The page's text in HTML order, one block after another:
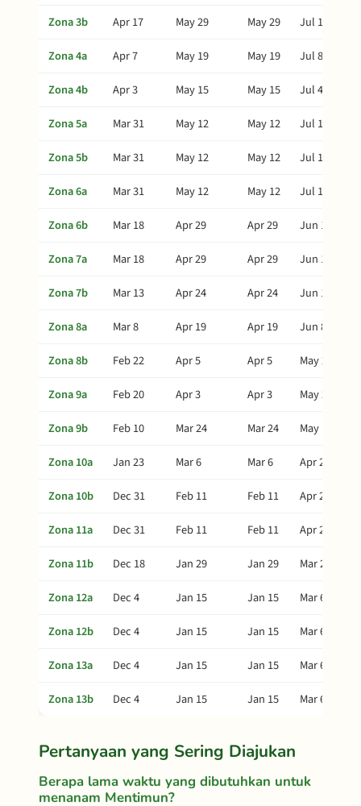
Zona 3b
Apr 17 May 29 May 29
Jul 18
Zona 4a
Apr 7 May 19 May 19
Jul 8
Zona 4b
Apr 3 May 15 May 15
Jul 4
Zona 5a
Mar 31 May 12 May 12
Jul 1
Zona 5b
Mar 31 May 12 May 12
Jul 1
Zona 6a
Mar 31 May 12 May 12
Jul 1
Zona 6b
Mar 18 Apr 29 Apr 29
Jun 18
Zona 7a
Mar 18 Apr 29 Apr 29
Jun 18
Zona 7b
Mar 13 Apr 24 Apr 24
Jun 13
Zona 8a
Mar 8 Apr 19 Apr 19
Jun 8
Zona 8b
Feb 22 Apr 5 Apr 5
May 25
Zona 9a
Feb 20 Apr 3 Apr 3
May 23
Zona 9b
Feb 10 Mar 24 Mar 24
May 13
Zona 10a
Jan 23 Mar 6 Mar 6
Apr 25
Zona 10b
Dec 31 Feb 11 Feb 11
Apr 2
Zona 11a
Dec 31 Feb 11 Feb 11
Apr 2
Zona 11b
Dec 18 Jan 29 Jan 29
Mar 20
Zona 12a
Dec 4 Jan 15 Jan 15
Mar 6
Zona 12b
Dec 4 Jan 15 Jan 15
Mar 6
Zona 13a
Dec 4 Jan 15 Jan 15
Mar 6
Zona 13b
Dec 4 Jan 15 Jan 15 Mar 6
Pertanyaan yang Sering Diajukan
Berapa lama waktu yang dibutuhkan untuk
menanam Mentimun?